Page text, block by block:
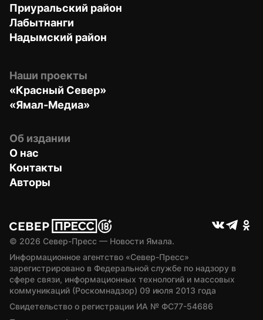
Приуральский район
Лабытнанги
Надымский район
Наши проекты
«Красный Север»
«Ямал-Медиа»
Об издании
О нас
Контакты
Авторы
© 2026 Север-Пресс — Новости Ямала.
Информационное агентство «Север-Пресс»
зарегистрировано в Федеральной службе по надзору в
сфере связи, информационных технологий и массовых
коммуникаций (Роскомнадзор) 09 июля 2013 года
Свидетельство о регистрации ИА № ФС77-54686